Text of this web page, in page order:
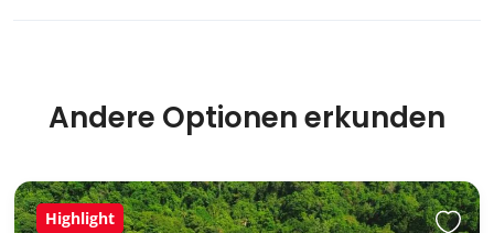
Andere Optionen erkunden
Highlight